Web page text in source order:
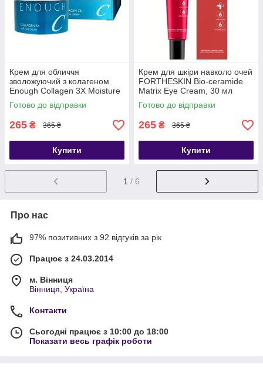
Крем для обличчя
зволожуючий з колагеном
Enough Collagen 3X Moisture
Cream, 50g
Готово до відправки
265 ₴ 365 ₴
Купити
Крем для шкіри навколо очей
FORTHESKIN Bio-ceramide
Matrix Eye Cream, 30 мл
Готово до відправки
265 ₴ 365 ₴
Купити
1 / 6
Про нас
97% позитивних з 92 відгуків за рік
Працює з 24.03.2014
м. Вінниця
Вінниця, Україна
Контакти
Сьогодні працює з 10:00 до 18:00
Показати весь графік роботи